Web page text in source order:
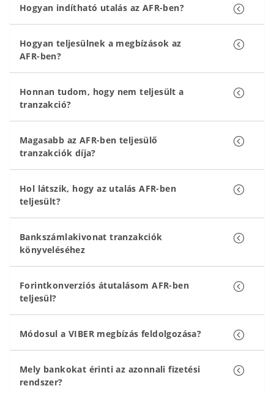
Hogyan indítható utalás az AFR-ben?
Hogyan teljesülnek a megbízások az
AFR-ben?
Honnan tudom, hogy nem teljesült a
tranzakció?
Magasabb az AFR-ben teljesülő
tranzakciók díja?
Hol látszik, hogy az utalás AFR-ben
teljesült?
Bankszámlakivonat tranzakciók
könyveléséhez
Forintkonverziós átutalásom AFR-ben
teljesül?
Módosul a VIBER megbízás feldolgozása?
Mely bankokat érinti az azonnali fizetési
rendszer?